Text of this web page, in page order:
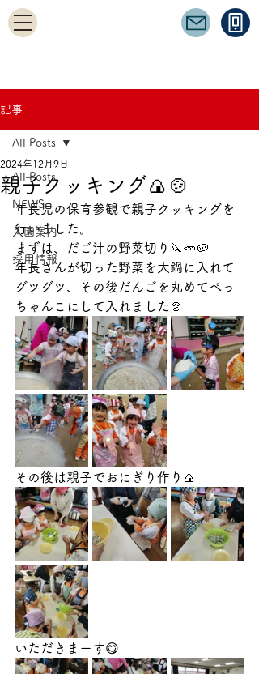
記事
All Posts
NEWS
入園案内
採用情報
All Posts
親子クッキング🍙🍲
2024年12月9日
年長児の保育参観で親子クッキングを
行いました。
まずは、だご汁の野菜切り🔪🥕🥔
年長さんが切った野菜を大鍋に入れて
グツグツ、その後だんごを丸めてぺっ
ちゃんこにして入れました🍲
その後は親子でおにぎり作り🍙
いただきまーす😋